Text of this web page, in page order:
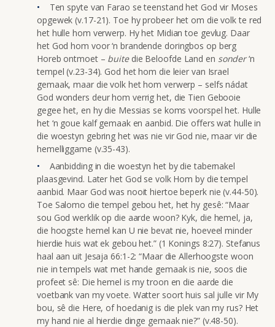
Ten spyte van Farao se teenstand het God vir Moses
opgewek (v.17-21). Toe hy probeer het om die volk te red
het hulle hom verwerp. Hy het Midian toe gevlug. Daar
het God hom voor ‘n brandende doringbos op berg
Horeb ontmoet – buite die Beloofde Land en sonder‘n
tempel (v.23-34). God het hom die leier van Israel
gemaak, maar die volk het hom verwerp – selfs nádat
God wonders deur hom verrig het, die Tien Gebooie
gegee het, en hy die Messias se koms voorspel het. Hulle
het ‘n goue kalf gemaak en aanbid. Die offers wat hulle in
die woestyn gebring het was nie vir God nie, maar vir die
hemelliggame (v.35-43).
Aanbidding in die woestyn het by die tabernakel
plaasgevind. Later het God se volk Hom by die tempel
aanbid. Maar God was nooit hiertoe beperk nie (v.44-50).
Toe Salomo die tempel gebou het, het hy gesê: “Maar
sou God werklik op die aarde woon? Kyk, die hemel, ja,
die hoogste hemel kan U nie bevat nie, hoeveel minder
hierdie huis wat ek gebou het.” (1 Konings 8:27). Stefanus
haal aan uit Jesaja 66:1-2: “Maar die Allerhoogste woon
nie in tempels wat met hande gemaak is nie, soos die
profeet sê: Die hemel is my troon en die aarde die
voetbank van my voete. Watter soort huis sal julle vir My
bou, sê die Here, of hoedanig is die plek van my rus? Het
my hand nie al hierdie dinge gemaak nie?” (v.48-50).